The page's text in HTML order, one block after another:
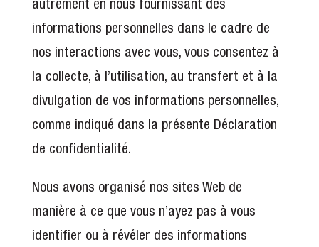
informations personnelles dans le cadre de
nos interactions avec vous, vous consentez à
la collecte, à l’utilisation, au transfert et à la
divulgation de vos informations personnelles,
comme indiqué dans la présente Déclaration
de confidentialité.
Nous avons organisé nos sites Web de
manière à ce que vous n’ayez pas à vous
identifier ou à révéler des informations